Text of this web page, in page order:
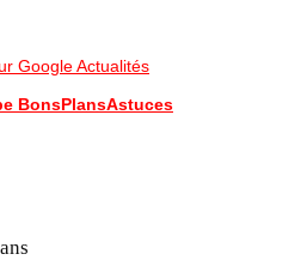
Google Actualités
BonsPlansAstuces